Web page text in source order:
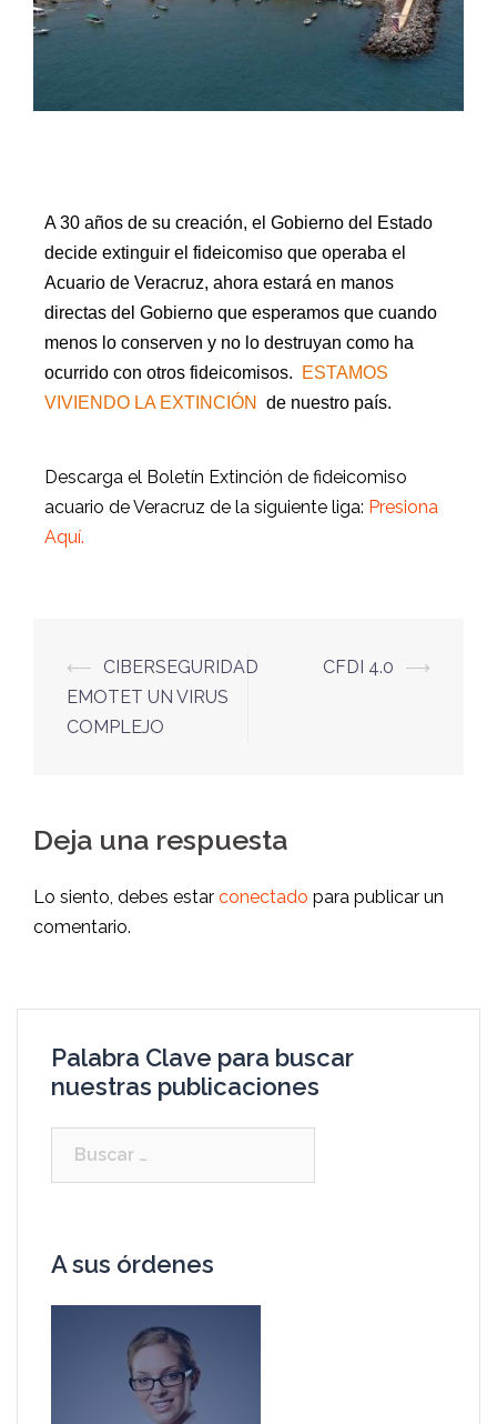
A 30 años de su creación, el Gobierno del Estado
decide extinguir el fideicomiso que operaba el
Acuario de Veracruz, ahora estará en manos
directas del Gobierno que esperamos que cuando
menos lo conserven y no lo destruyan como ha
ocurrido con otros fideicomisos.
ESTAMOS
VIVIENDO LA EXTINCIÓN
de nuestro país.
Descarga el Boletín Extinción de fideicomiso
acuario de Veracruz de la siguiente liga: Presiona
Aquí.
⟵
CIBERSEGURIDAD
EMOTET UN VIRUS
COMPLEJO
CFDI 4.0 ⟶
Deja una respuesta
Lo siento, debes estar conectado para publicar un
comentario.
Palabra Clave para buscar
nuestras publicaciones
A sus órdenes